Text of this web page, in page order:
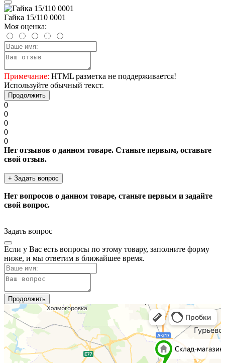
Гайка 15/110 0001
Моя оценка:
Примечание: HTML разметка не поддерживается!
Используйте обычный текст.
Продолжить
0
0
0
0
0
Нет отзывов о данном товаре. Станьте первым, оставьте
свой отзыв.
+ Задать вопрос
Нет вопросов о данном товаре, станьте первым и задайте
свой вопрос.
Задать вопрос
Если у Вас есть вопросы по этому товару, заполните форму
ниже, и мы ответим в ближайшее время.
Продолжить